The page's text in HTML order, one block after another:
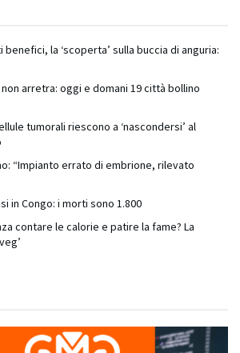
la ‘scoperta’ sulla buccia di anguria:
non arretra: oggi e domani 19 città bollino
tumorali riescono a ‘nascondersi’ al
“Impianto errato di embrione, rilevato
in Congo: i morti sono 1.800
contare le calorie e patire la fame? La